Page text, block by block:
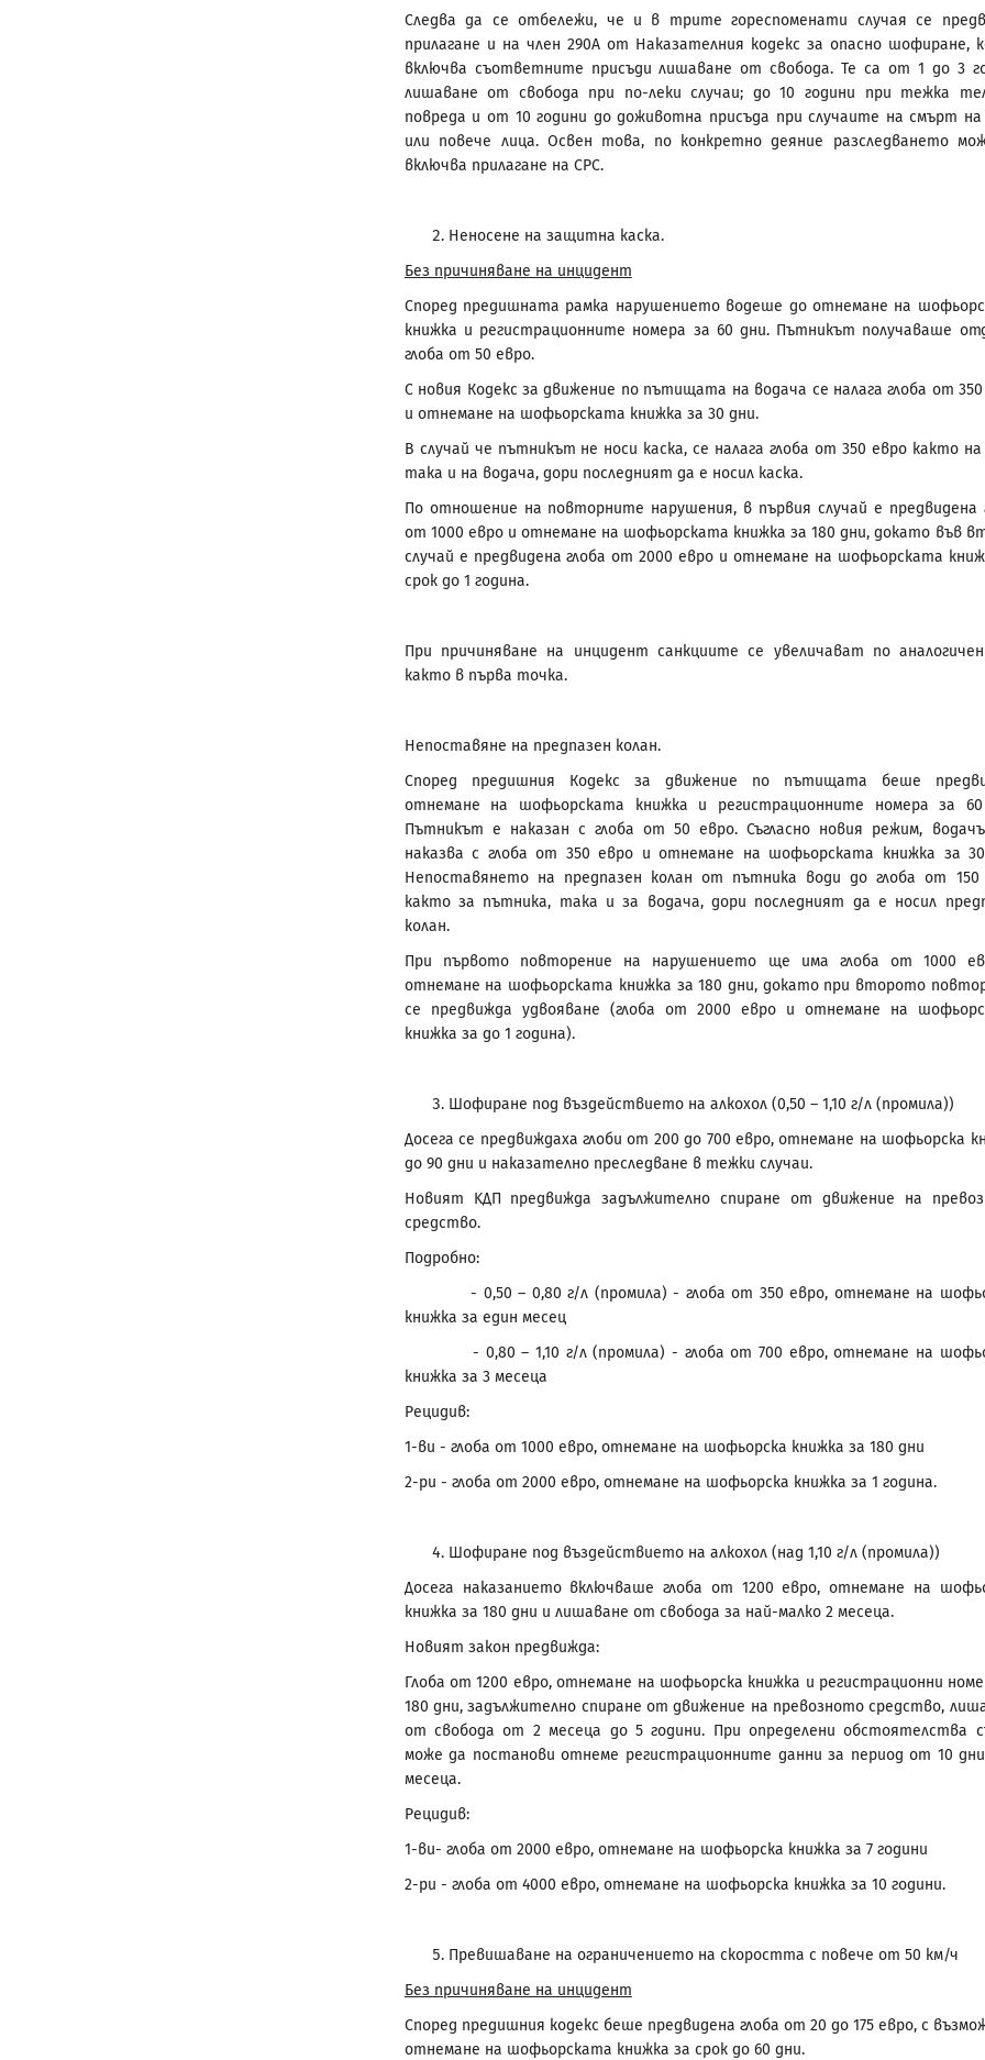
Следва да се отбележи, че и в трите гореспоменати случая се
прилагане и на член 290А от Наказателния кодекс за опасно шофиране,
включва съответните присъди лишаване от свобода. Те са от 1 до 3
лишаване от свобода при по-леки случаи; до 10 години при тежка
повреда и от 10 години до доживотна присъда при случаите на смърт на
или повече лица. Освен това, по конкретно деяние разследването
включва прилагане на СРС.
Неносене на защитна каска.
Без причиняване на инцидент
Според предишната рамка нарушението водеше до отнемане на
книжка и регистрационните номера за 60 дни. Пътникът получаваше
глоба от 50 евро.
С новия Кодекс за движение по пътищата на водача се налага глоба от
и отнемане на шофьорската книжка за 30 дни.
В случай че пътникът не носи каска, се налага глоба от 350 евро както на
така и на водача, дори последният да е носил каска.
По отношение на повторните нарушения, в първия случай е предвидена
от 1000 евро и отнемане на шофьорската книжка за 180 дни, докато във
случай е предвидена глоба от 2000 евро и отнемане на шофьорската
срок до 1 година.
При причиняване на инцидент санкциите се увеличават по
както в първа точка.
Непоставяне на предпазен колан.
Според предишния Кодекс за движение по пътищата беше
отнемане на шофьорската книжка и регистрационните номера за
Пътникът е наказан с глоба от 50 евро. Съгласно новия режим,
наказва с глоба от 350 евро и отнемане на шофьорската книжка за
Непоставянето на предпазен колан от пътника води до глоба от 150
както за пътника, така и за водача, дори последният да е носил
колан.
При първото повторение на нарушението ще има глоба от 1000
отнемане на шофьорската книжка за 180 дни, докато при второто
се предвижда удвояване (глоба от 2000 евро и отнемане на
книжка за до 1 година).
Шофиране под въздействието на алкохол (0,50 – 1,10 г/л (промила))
Досега се предвиждаха глоби от 200 до 700 евро, отнемане на шофьорска
до 90 дни и наказателно преследване в тежки случаи.
Новият KДП предвижда задължително спиране от движение на
средство.
Подробно:
- 0,50 – 0,80 г/л (промила) - глоба от 350 евро, отнемане на
книжка за един месец
- 0,80 – 1,10 г/л (промила) - глоба от 700 евро, отнемане на
книжка за 3 месеца
Рецидив:
1-ви - глоба от 1000 евро, отнемане на шофьорска книжка за 180 дни
2-ри - глоба от 2000 евро, отнемане на шофьорска книжка за 1 година.
Шофиране под въздействието на алкохол (над 1,10 г/л (промила))
Досега наказанието включваше глоба от 1200 евро, отнемане на
книжка за 180 дни и лишаване от свобода за най-малко 2 месеца.
Новият закон предвижда:
Глоба от 1200 евро, отнемане на шофьорска книжка и регистрационни
180 дни, задължително спиране от движение на превозното средство,
от свобода от 2 месеца до 5 години. При определени обстоятелства
може да постанови отнеме регистрационните данни за период от 10
месеца.
Рецидив:
1-ви- глоба от 2000 евро, отнемане на шофьорска книжка за 7 години
2-ри - глоба от 4000 евро, отнемане на шофьорска книжка за 10 години.
Превишаване на ограничението на скоростта с повече от 50 км/ч
Без причиняване на инцидент
Според предишния кодекс беше предвидена глоба от 20 до 175 евро, с
отнемане на шофьорската книжка за срок до 60 дни.